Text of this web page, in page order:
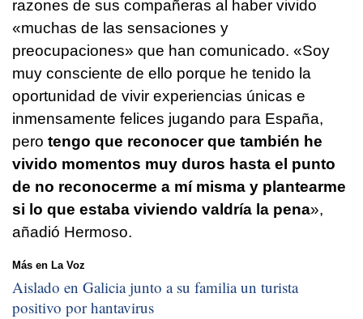
razones de sus compañeras al haber vivido
«muchas de las sensaciones y
preocupaciones» que han comunicado. «Soy
muy consciente de ello porque he tenido la
oportunidad de vivir experiencias únicas e
inmensamente felices jugando para España,
pero tengo que reconocer que también he
vivido momentos muy duros hasta el punto
de no reconocerme a mí misma y plantearme
si lo que estaba viviendo valdría la pena»,
añadió Hermoso.
Más en La Voz
Aislado en Galicia junto a su familia un turista
positivo por hantavirus